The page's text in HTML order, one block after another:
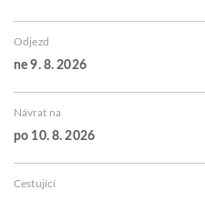
Odjezd
ne 9. 8. 2026
Návrat na
po 10. 8. 2026
Cestující